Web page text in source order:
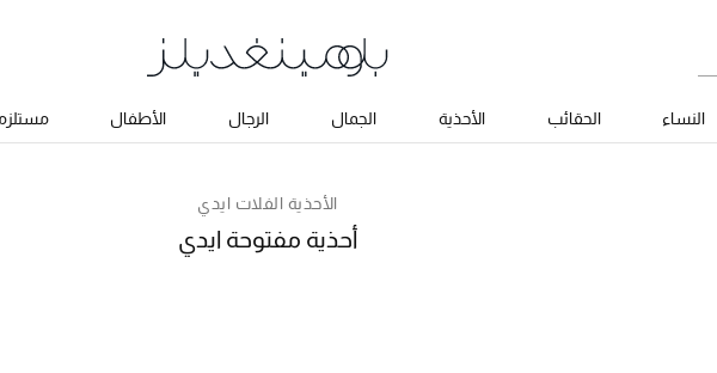
النساء الحقائب الأحذية الجمال الرجال الأطفال
الأحذية الفلات ايدي
أحذية مفتوحة ايدي